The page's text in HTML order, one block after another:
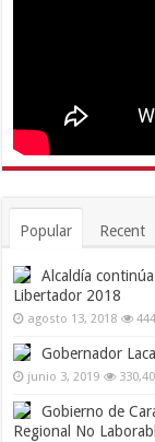
Popular Recent
Alcaldía
Libertador 2018
agosto 13, 2018
Gobernador
junio 3, 2019
Gobierno de
Regional No